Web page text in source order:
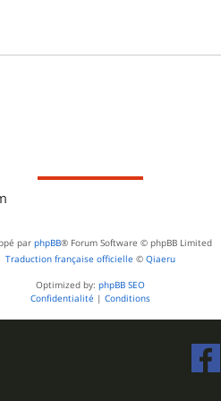
par phpBB® Forum Software © phpBB Limited
Traduction française officielle © Qiaeru
Optimized by: phpBB SEO
Confidentialité | Conditions